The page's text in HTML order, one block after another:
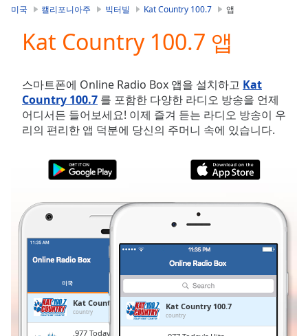
Video
Skip
Backward
Skip
Forward
Mute
0:00
Loaded:
0.00%
Stream
LIVE
currently
behind
LIVE
Remaining
미국 캘리포니아주 빅터빌 Kat Country 100.7 앱
Kat Country 100.7 앱
스마트폰에 Online Radio Box 앱을 설치하고 Kat
Country 100.7 를 포함한 다양한 라디오 방송을 언제
어디서든 들어보세요! 이제 즐겨 듣는 라디오 방송이 우
리의 편리한 앱 덕분에 당신의 주머니 속에 있습니다.
미국
Kat Country 100.7
country
.977 Today's Hits
Kat Country 100.7
country